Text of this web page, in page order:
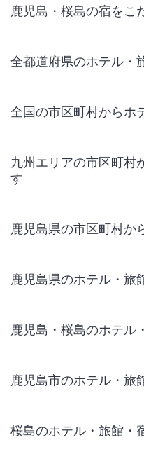
鹿児島・桜島の宿をこ
全都道府県のホテル・
全国の市区町村からホ
九州エリアの市区町村
す
鹿児島県の市区町村か
鹿児島県のホテル・旅
鹿児島・桜島のホテル
鹿児島市のホテル・旅
桜島のホテル・旅館・